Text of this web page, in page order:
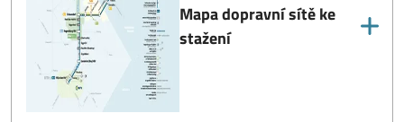
Mapa dopravní sítě ke
stažení